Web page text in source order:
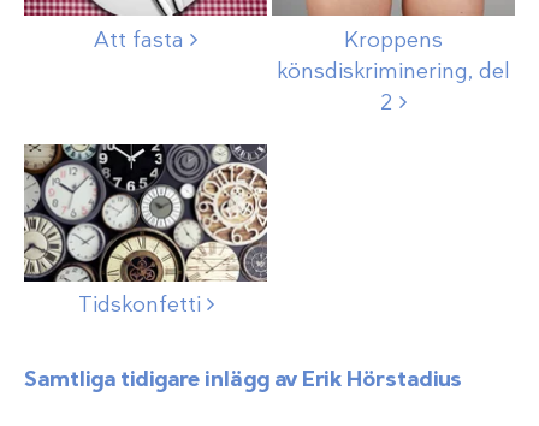
Att fasta
Kroppens
könsdiskriminering, del
2
Tidskonfetti
Samtliga tidigare inlägg av Erik Hörstadius